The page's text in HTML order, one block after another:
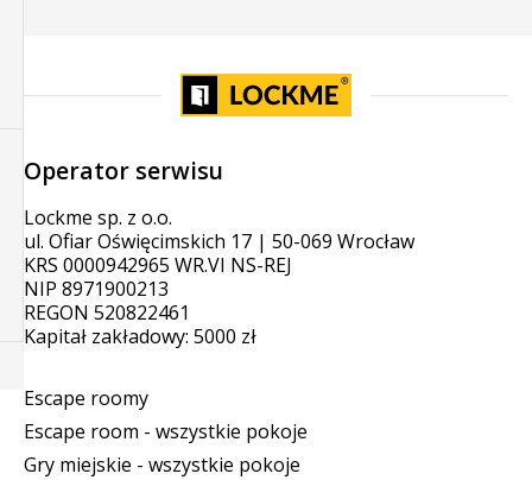
Operator serwisu
Lockme sp. z o.o.
ul. Ofiar Oświęcimskich 17 | 50-069 Wrocław
KRS 0000942965 WR.VI NS-REJ
NIP 8971900213
REGON 520822461
Kapitał zakładowy: 5000 zł
Escape roomy
Escape room - wszystkie pokoje
Gry miejskie - wszystkie pokoje